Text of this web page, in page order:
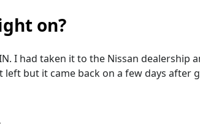
on?
I had taken it to the Nissan dealership
but it came back on a few days after